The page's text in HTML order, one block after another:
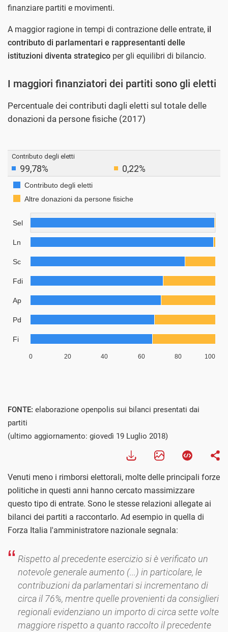
finanziare partiti e movimenti.
A maggior ragione in tempi di contrazione delle entrate, il
contributo di parlamentari e rappresentanti delle
istituzioni diventa strategico per gli equilibri di bilancio.
I maggiori finanziatori dei partiti sono gli eletti
Percentuale dei contributi dagli eletti sul totale delle
donazioni da persone fisiche (2017)
FONTE: elaborazione openpolis sui bilanci presentati dai
partiti
(ultimo aggiornamento: giovedì 19 Luglio 2018)
Venuti meno i rimborsi elettorali, molte delle principali forze
politiche in questi anni hanno cercato massimizzare
questo tipo di entrate. Sono le stesse relazioni allegate ai
bilanci dei partiti a raccontarlo. Ad esempio in quella di
Forza Italia l'amministratore nazionale segnala:
Rispetto al precedente esercizio si è verificato un
notevole generale aumento (...) in particolare, le
contribuzioni da parlamentari si incrementano di
circa il 76%, mentre quelle provenienti da consiglieri
regionali evidenziano un importo di circa sette volte
maggiore rispetto a quanto raccolto il precedente